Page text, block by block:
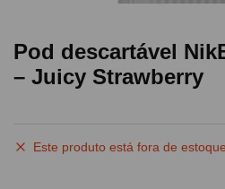
Pod descartável
– Juicy Strawberry
Este produto está fora de